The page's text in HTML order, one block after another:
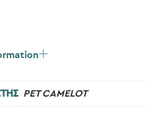
PET CAMELOT